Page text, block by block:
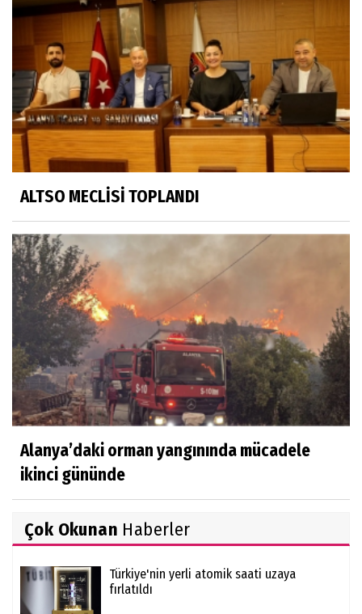
ALTSO MECLİSİ TOPLANDI
Alanya’daki orman yangınında mücadele
ikinci gününde
Çok Okunan Haberler
Türkiye'nin yerli atomik saati uzaya
fırlatıldı